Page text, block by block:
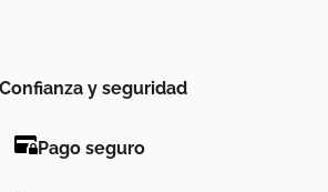
Confianza y seguridad
Pago seguro